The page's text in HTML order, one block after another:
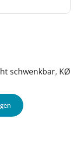
schwenkbar, KØ